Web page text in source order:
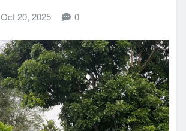
Oct 20, 2025 0